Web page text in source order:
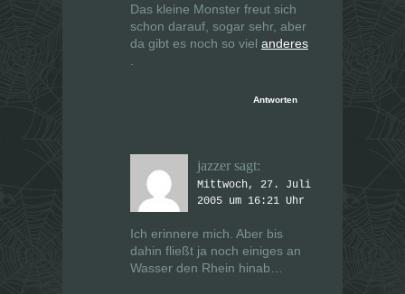
Das kleine Monster freut sich
schon darauf, sogar sehr, aber
da gibt es noch so viel anderes
Antworten
jazzer sagt:
Mittwoch, 27. Juli
2005 um 16:21 Uhr
Ich erinnere mich. Aber bis
dahin fließt ja noch einiges an
Wasser den Rhein hinab…